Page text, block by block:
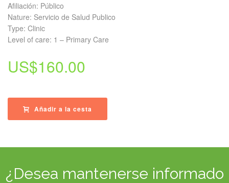
Afiliación: Público
Nature: Servicio de Salud Publico
Type: Clinic
Level of care: 1 – Primary Care
US$160.00
Añadir a la cesta
¿Desea mantenerse informado